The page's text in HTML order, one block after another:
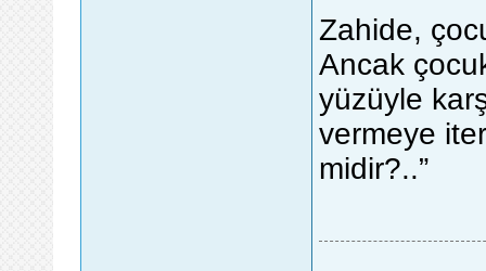
Zahide,
Ancak
yüzüyle
vermeye
midir?..”